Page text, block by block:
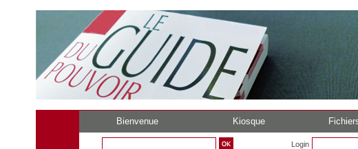
Bienvenue Kiosque
Login